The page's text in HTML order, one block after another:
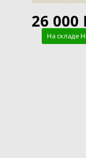
26 000
На складе